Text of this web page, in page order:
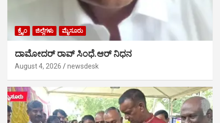
ಕ್ರೈಂ ಜಿಲ್ಲೆಗಳು ಮೈಸೂರು
ದಾಮೋದರ್ ರಾವ್ ಸಿಂಧೆ.ಆರ್ ನಿಧನ
August 4, 2026 newsdesk